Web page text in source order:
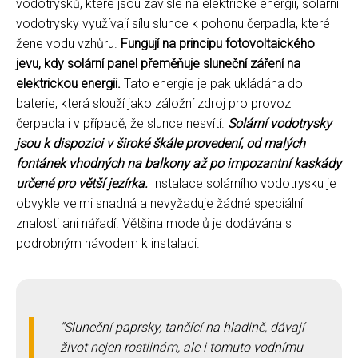
vodotrysků, které jsou závislé na elektrické energii, solární
vodotrysky využívají sílu slunce k pohonu čerpadla, které
žene vodu vzhůru. Fungují na principu fotovoltaického
jevu, kdy solární panel přeměňuje sluneční záření na
elektrickou energii. Tato energie je pak ukládána do
baterie, která slouží jako záložní zdroj pro provoz
čerpadla i v případě, že slunce nesvítí. Solární vodotrysky
jsou k dispozici v široké škále provedení, od malých
fontánek vhodných na balkony až po impozantní kaskády
určené pro větší jezírka. Instalace solárního vodotrysku je
obvykle velmi snadná a nevyžaduje žádné speciální
znalosti ani nářadí. Většina modelů je dodávána s
podrobným návodem k instalaci.
Sluneční paprsky, tančící na hladině, dávají
život nejen rostlinám, ale i tomuto vodnímu